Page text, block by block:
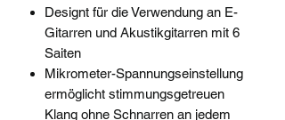
Designt für die Verwendung an E-
Gitarren und Akustikgitarren mit 6
Saiten
Mikrometer-Spannungseinstellung
ermöglicht stimmungsgetreuen
Klang ohne Schnarren an jedem